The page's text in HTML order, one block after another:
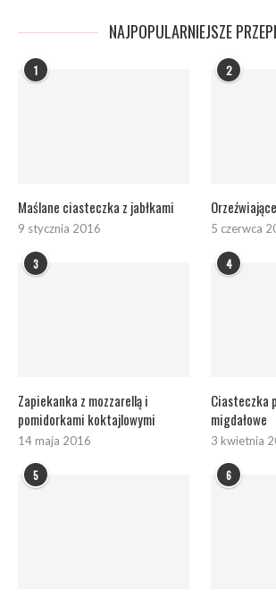
NAJPOPULARNIEJSZE
1
Maślane ciasteczka z jabłkami
9 stycznia 2016
2
5 czerwca
3
Zapiekanka z mozzarellą i
pomidorkami koktajlowymi
14 maja 2016
4
Ciasteczka
migdałowe
3 kwietnia
5 6